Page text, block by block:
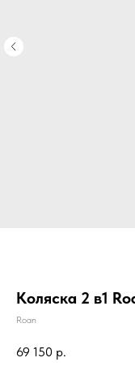
Коляска 2 в1
Roan
69 150 р.